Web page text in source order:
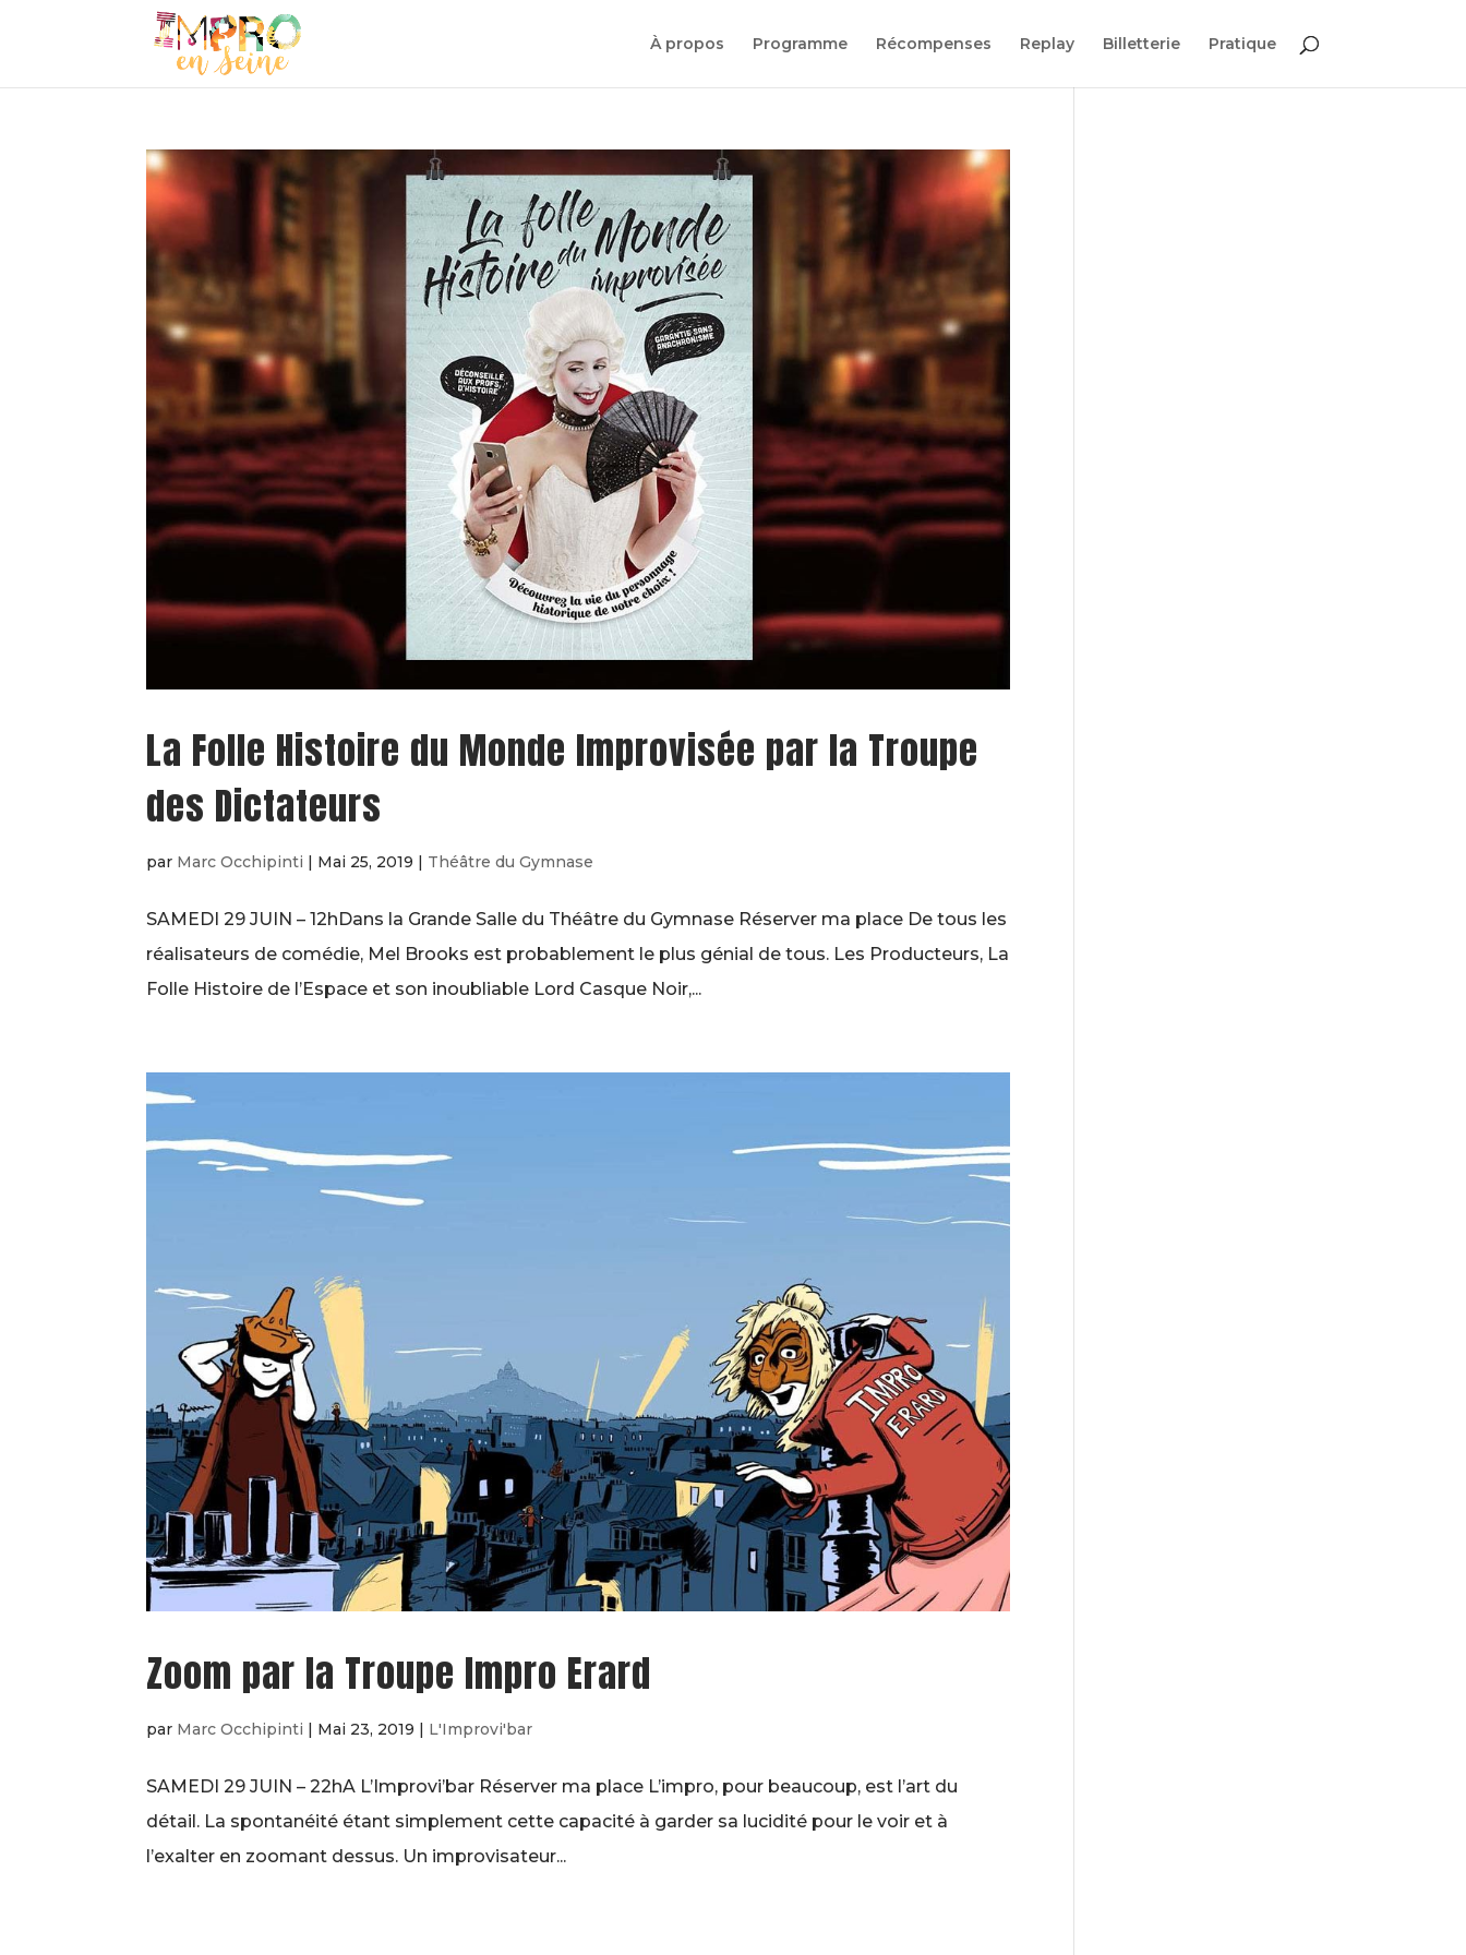
À propos Programme Récompenses Replay Billetterie Pratique
La Folle Histoire du Monde Improvisée par la Troupe
des Dictateurs
par Marc Occhipinti | Mai 25, 2019 | Théâtre du Gymnase
SAMEDI 29 JUIN – 12hDans la Grande Salle du Théâtre du Gymnase Réserver ma place De tous les
réalisateurs de comédie, Mel Brooks est probablement le plus génial de tous. Les Producteurs, La
Folle Histoire de l’Espace et son inoubliable Lord Casque Noir,...
Zoom par la Troupe Impro Erard
par Marc Occhipinti | Mai 23, 2019 | L'Improvi'bar
SAMEDI 29 JUIN – 22hA L’Improvi’bar Réserver ma place L’impro, pour beaucoup, est l’art du
détail. La spontanéité étant simplement cette capacité à garder sa lucidité pour le voir et à
l’exalter en zoomant dessus. Un improvisateur...